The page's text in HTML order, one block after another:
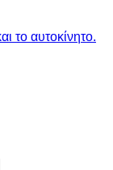
το αυτοκίνητο.